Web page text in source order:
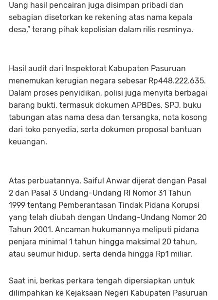
Uang hasil pencairan juga disimpan pribadi dan
sebagian disetorkan ke rekening atas nama kepala
desa,” terang pihak kepolisian dalam rilis resminya.
Hasil audit dari Inspektorat Kabupaten Pasuruan
menemukan kerugian negara sebesar Rp448.222.635.
Dalam proses penyidikan, polisi juga menyita berbagai
barang bukti, termasuk dokumen APBDes, SPJ, buku
tabungan atas nama desa dan tersangka, nota kosong
dari toko penyedia, serta dokumen proposal bantuan
keuangan.
Atas perbuatannya, Saiful Anwar dijerat dengan Pasal
2 dan Pasal 3 Undang-Undang RI Nomor 31 Tahun
1999 tentang Pemberantasan Tindak Pidana Korupsi
yang telah diubah dengan Undang-Undang Nomor 20
Tahun 2001. Ancaman hukumannya meliputi pidana
penjara minimal 1 tahun hingga maksimal 20 tahun,
atau seumur hidup, serta denda hingga Rp1 miliar.
Saat ini, berkas perkara tengah dipersiapkan untuk
dilimpahkan ke Kejaksaan Negeri Kabupaten Pasuruan